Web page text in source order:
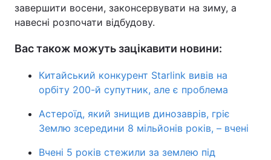
завершити восени, законсервувати на зиму, а
навесні розпочати відбудову.
Вас також можуть зацікавити новини:
Китайський конкурент Starlink вивів на
орбіту 200-й супутник, але є проблема
Астероїд, який знищив динозаврів, гріє
Землю зсередини 8 мільйонів років, – вчені
Вчені 5 років стежили за землею під